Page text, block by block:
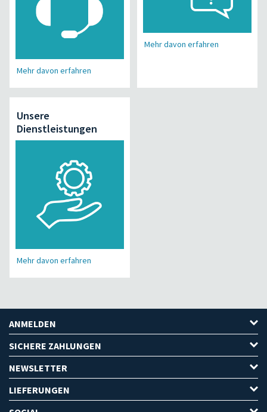
Mehr davon erfahren
Mehr davon erfahren
Unsere
Dienstleistungen
Mehr davon erfahren
ANMELDEN
SICHERE ZAHLUNGEN
NEWSLETTER
LIEFERUNGEN